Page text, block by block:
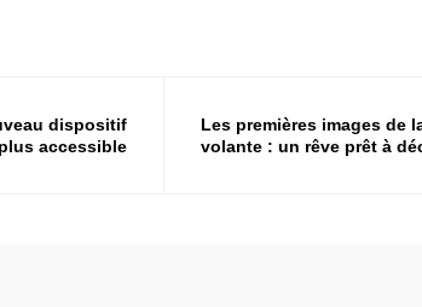
dispositif
accessible
Les premières images de
volante : un rêve prêt à